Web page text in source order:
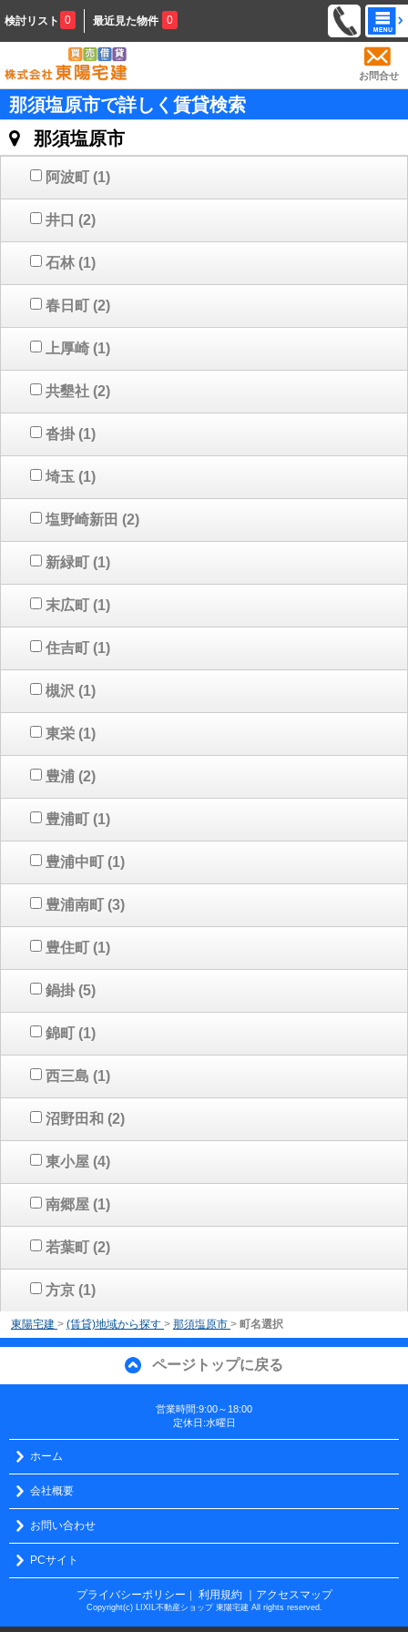
検討リスト 0 最近見た物件 0
お問合せ
那須塩原市で詳しく賃貸検索
那須塩原市
阿波町 (1)
井口 (2)
石林 (1)
春日町 (2)
上厚崎 (1)
共墾社 (2)
沓掛 (1)
埼玉 (1)
塩野崎新田 (2)
新緑町 (1)
末広町 (1)
住吉町 (1)
槻沢 (1)
東栄 (1)
豊浦 (2)
豊浦町 (1)
豊浦中町 (1)
豊浦南町 (3)
豊住町 (1)
鍋掛 (5)
錦町 (1)
西三島 (1)
沼野田和 (2)
東小屋 (4)
南郷屋 (1)
若葉町 (2)
方京 (1)
東陽宅建 > (賃貸)地域から探す > 那須塩原市 > 町名選択
ページトップに戻る
営業時間:9:00～18:00
定休日:水曜日
ホーム
会社概要
お問い合わせ
PCサイト
プライバシーポリシー ｜ 利用規約 ｜アクセスマップ
Copyright(c) LIXIL不動産ショップ 東陽宅建 All rights reserved.